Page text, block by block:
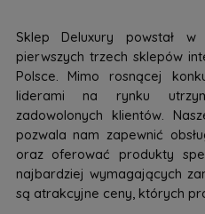
Sklep Deluxury powstał
pierwszych trzech sklepów
Polsce. Mimo rosnącej
liderami na rynku
zadowolonych klientów.
pozwala nam zapewnić
oraz oferować produkty
najbardziej wymagających
są atrakcyjne ceny, których